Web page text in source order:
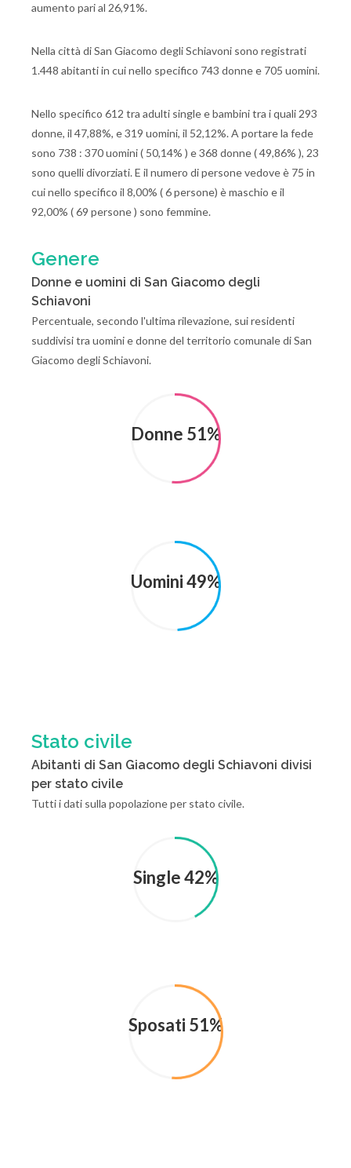
aumento pari al 26,91%.
Nella città di San Giacomo degli Schiavoni sono registrati
1.448 abitanti in cui nello specifico 743 donne e 705 uomini.
Nello specifico 612 tra adulti single e bambini tra i quali 293
donne, il 47,88%, e 319 uomini, il 52,12%. A portare la fede
sono 738 : 370 uomini ( 50,14% ) e 368 donne ( 49,86% ), 23
sono quelli divorziati. E il numero di persone vedove è 75 in
cui nello specifico il 8,00% ( 6 persone) è maschio e il
92,00% ( 69 persone ) sono femmine.
Genere
Donne e uomini di San Giacomo degli
Schiavoni
Percentuale, secondo l'ultima rilevazione, sui residenti
suddivisi tra uomini e donne del territorio comunale di San
Giacomo degli Schiavoni.
Donne 51%
Uomini 49%
Stato civile
Abitanti di San Giacomo degli Schiavoni divisi
per stato civile
Tutti i dati sulla popolazione per stato civile.
Single 42%
Sposati 51%